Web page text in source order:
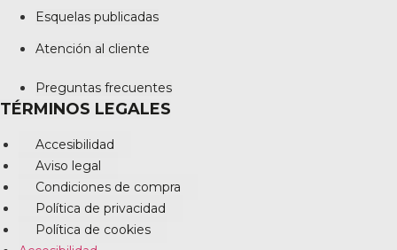
Esquelas publicadas
Atención al cliente
Preguntas frecuentes
TÉRMINOS LEGALES
Accesibilidad
Aviso legal
Condiciones de compra
Política de privacidad
Política de cookies